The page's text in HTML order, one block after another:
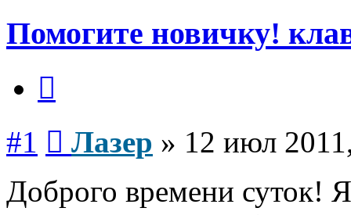
Помогите новичку!
#1 Лазер » 12 июл
Доброго времени суток!